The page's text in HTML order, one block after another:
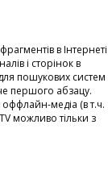
в Інтернеті
і сторінок в
пошукових систем
першого абзацу.
оффлайн-медіа (в т.ч.
можливо тільки з